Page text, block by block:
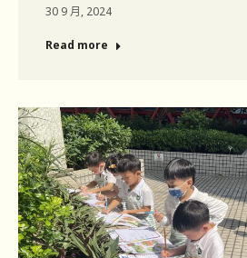
30 9 月, 2024
Read more